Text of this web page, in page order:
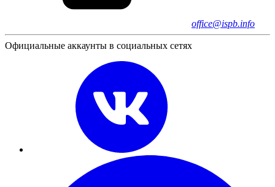
office@ispb.info
Официальные аккаунты в социальных сетях